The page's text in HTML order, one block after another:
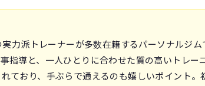
力派トレーナーが多数在籍するパーソナルジム
指導と、一人ひとりに合わせた質の高いトレー
ており、手ぶらで通えるのも嬉しいポイント。